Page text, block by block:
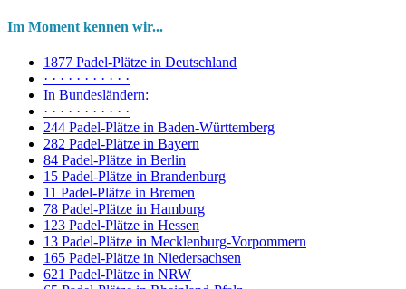
Im Moment kennen wir...
1877 Padel-Plätze in Deutschland
· · · · · · · · · · ·
In Bundesländern:
· · · · · · · · · · ·
244 Padel-Plätze in Baden-Württemberg
282 Padel-Plätze in Bayern
84 Padel-Plätze in Berlin
15 Padel-Plätze in Brandenburg
11 Padel-Plätze in Bremen
78 Padel-Plätze in Hamburg
123 Padel-Plätze in Hessen
13 Padel-Plätze in Mecklenburg-Vorpommern
165 Padel-Plätze in Niedersachsen
621 Padel-Plätze in NRW